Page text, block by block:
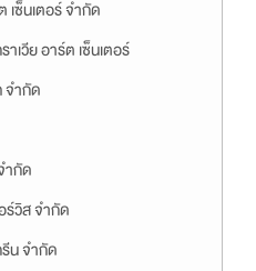
เซ็นเตอร์ จำกัด
เวีย อาร์ต เซ็นเตอร์
จำกัด
ำกัด
ร์วิส จำกัด
น จำกัด